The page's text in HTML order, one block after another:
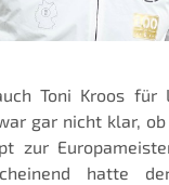
Toni Kroos für
gar nicht klar,
zur
hatte